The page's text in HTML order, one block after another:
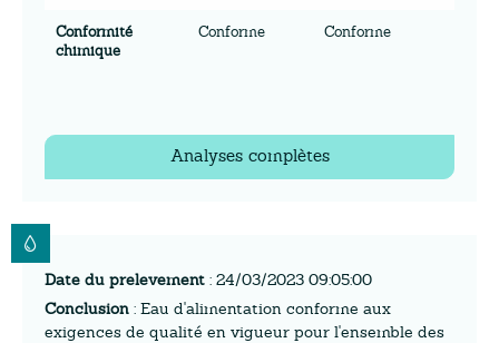
Conformité
chimique
Conforme Conforme
Analyses complètes
Date du prelevement : 24/03/2023 09:05:00
Conclusion : Eau d'alimentation conforme aux
exigences de qualité en vigueur pour l'ensemble des